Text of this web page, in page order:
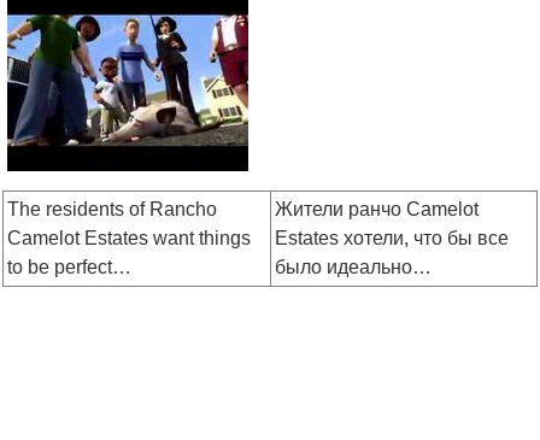
The residents of Rancho
Camelot Estates want things
to be perfect…
Жители ранчо Camelot
Estates хотели, что бы все
было идеально…